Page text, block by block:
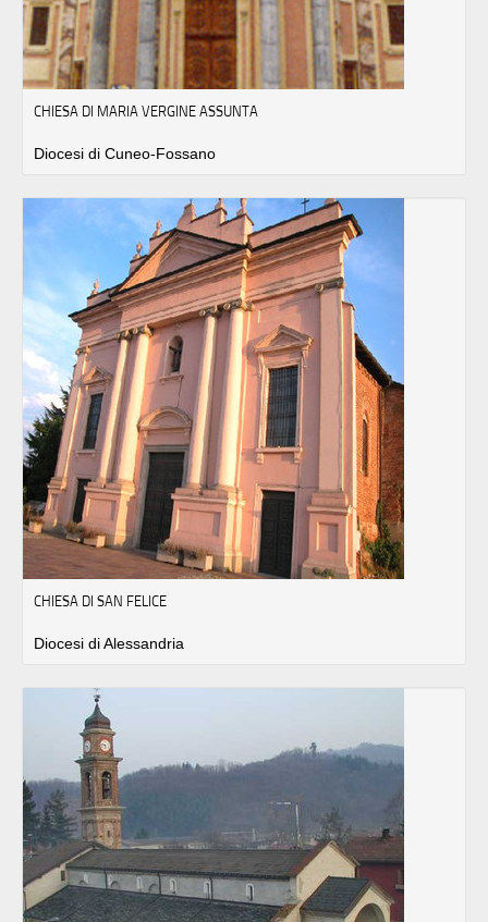
CHIESA DI MARIA VERGINE ASSUNTA
Diocesi di Cuneo-Fossano
CHIESA DI SAN FELICE
Diocesi di Alessandria